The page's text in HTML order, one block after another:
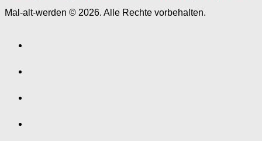
Mal-alt-werden © 2026. Alle Rechte vorbehalten.